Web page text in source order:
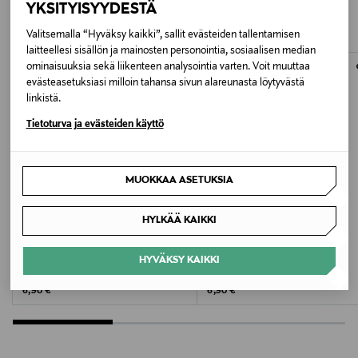
YKSITYISYYDESTÄ
Valitsemalla “Hyväksy kaikki”, sallit evästeiden tallentamisen
laitteellesi sisällön ja mainosten personointia, sosiaalisen median
ominaisuuksia sekä liikenteen analysointia varten. Voit muuttaa
evästeasetuksiasi milloin tahansa sivun alareunasta löytyvästä
linkistä.
Tietoturva ja evästeiden käyttö
MUOKKAA ASETUKSIA
HYLKÄÄ KAIKKI
HYVÄKSY KAIKKI
Tuotetta tulisi käyttää 12 viikkoa näkyvien tulosten
TUOTTEEN MYY JA TOIMITTAA EROTTAJAN APTEEKKI
848809
Avainsanat
priorin extra, priorin, hiusten ravintolisä, hiustenlähtö,
biotiini, tuuheammat hiukset, hiusten hyvinvointi,
vehnänalkio, hoitoneste, hiusliuos
alkuperäispakkauksissaan ja palautettavan tuotteen sinetin
LUE TARKEMMAT PALAUTUSOHJEET
NÄISTÄ
Beauty -ravintolisä
Original Price
6,90 €
VITA MIMS
Immune Support -ravintolisä
Original Price
6,90 €